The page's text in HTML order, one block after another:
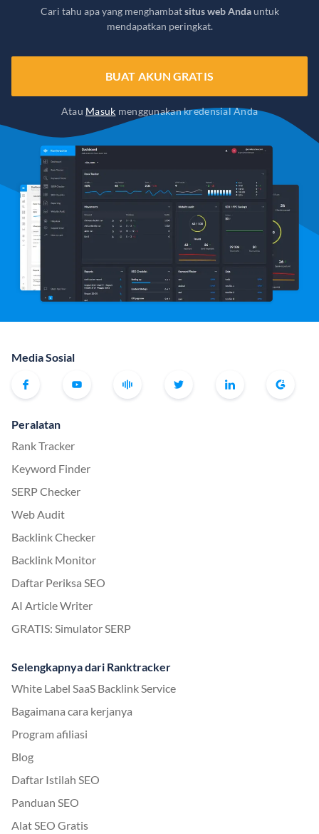
Cari tahu apa yang menghambatsitus web Andauntuk
mendapatkan peringkat.
BUAT AKUN GRATIS
Atau Masuk menggunakan kredensial Anda
Media Sosial
Peralatan
Rank Tracker
Keyword Finder
SERP Checker
Web Audit
Backlink Checker
Backlink Monitor
Daftar Periksa SEO
AI Article Writer
GRATIS: Simulator SERP
Selengkapnya dari Ranktracker
White Label SaaS Backlink Service
Bagaimana cara kerjanya
Program afiliasi
Blog
Daftar Istilah SEO
Panduan SEO
Alat SEO Gratis